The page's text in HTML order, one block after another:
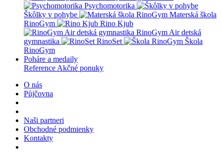
Psychomotorika
Škôlky v pohybe
Materská škola
RinoGym
Rino Kjub
RinoGym Air detská
gymnastika
RinoSet
Škola
RinoGym
Poháre a medaily
Reference Akčné ponuky
O nás
Půjčovna
Naši partneri
Obchodné podmienky
Kontakty